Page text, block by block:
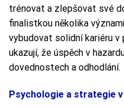
trénovat a zlepšovat své
finalistkou několika
vybudovat solidní kariéru
ukazují, že úspěch v
dovednostech a odhodlání.
Psychologie a strategie